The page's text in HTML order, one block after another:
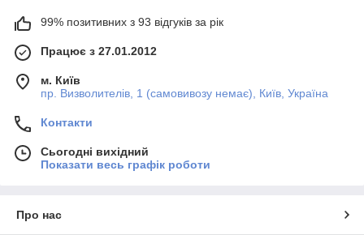
99% позитивних з 93 відгуків за рік
Працює з 27.01.2012
м. Київ
пр. Визволителів, 1 (самовивозу немає), Київ, Україна
Контакти
Сьогодні вихідний
Показати весь графік роботи
Про нас